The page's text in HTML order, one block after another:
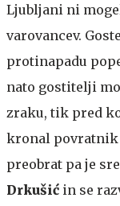
Ljubljani ni
varovancev.
protinapadu
nato gostitelji
zraku, tik pred
kronal povratnik
preobrat pa je
Drkušić in se